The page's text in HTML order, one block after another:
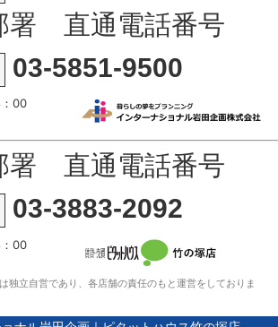
署 直通電話番号
03-5851-9500
00
署 直通電話番号
03-3883-2092
00
独立自営であり、各店舗の責任のもと運営をしておりま